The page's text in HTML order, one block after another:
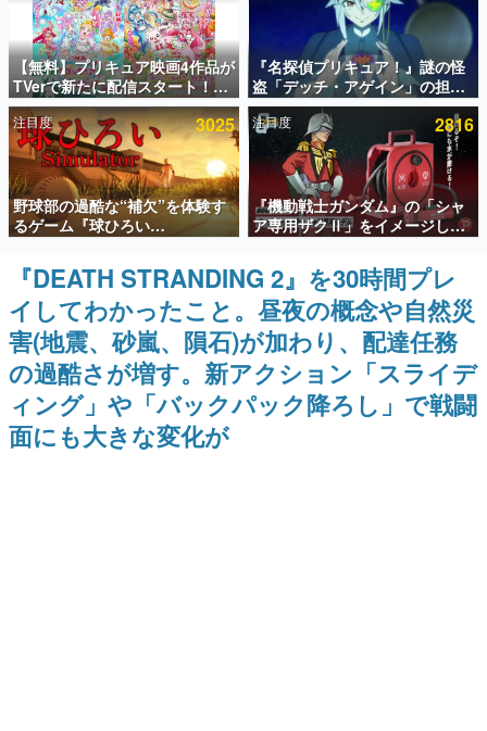
電ファミのいま読まれている記事ランキング
アプリセール情報
インタビュー
連載・特集一覧
殿堂入り記事
SNS拡散数が数千以上！ ページビュー数万以上！ などな
ど。多くの人々に読まれた、電ファミ渾身の“殿堂入り”記
事をまとめました。
ゲームの企画書
名作ゲームクリエイターの方々に製作時のエピソードをお
聞きし、ヒットする企画（ゲーム）とは何か？を探ってい
きます。
赫本
この物語を解いてはいけない。『赫本』は、〈試験問題〉
の形をした短編ホラー小説集です。
新世代に訊く
【無料】プリキュア映画4作品が
TVerで新たに配信スタート！な
んと2018年～2024年の映画ほぼ
すべてが見放題に、ぶっちゃけ
ありえないラインナップ
『名探偵プリキュア！』謎の怪
盗「デッチ・アゲイン」の担当
キャストは天﨑滉平さんと判
明。『Re:ゼロから始める異世
界生活』オットー役、『ヒプノ
シスマイク』山田三郎役など
注目度 3025
野球部の過酷な“補欠”を体験す
るゲーム『球ひろい
Simulator』が「1件」のウィッ
シュリストをもとにチェコ語に
対応しSNSで話題に。『キング
ダム・カム』開発元やチェコの
プロ野球選手から称賛の声
注目度 2816
『機動戦士ガンダム』の「シャ
ア専用ザクⅡ」をイメージした
散水ホースリールが予約開始。
本体にはシャアのパーソナルマ
ークやジオン公国軍のエンブレ
ム、型式番号などを配置
『DEATH STRANDING 2』を30時間プレ
イしてわかったこと。昼夜の概念や自然災
害(地震、砂嵐、隕石)が加わり、配達任務
の過酷さが増す。新アクション「スライデ
ィング」や「バックパック降ろし」で戦闘
面にも大きな変化が